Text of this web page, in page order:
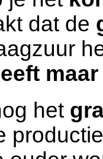
dat de
het